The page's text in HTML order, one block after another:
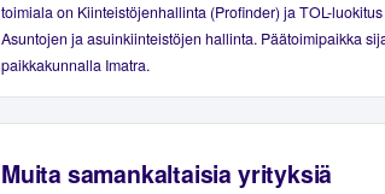
toimiala on Kiinteistöjenhallinta (Profinder) ja TOL-luokitus
Asuntojen ja asuinkiinteistöjen hallinta. Päätoimipaikka
paikkakunnalla Imatra.
Muita samankaltaisia yrityksiä